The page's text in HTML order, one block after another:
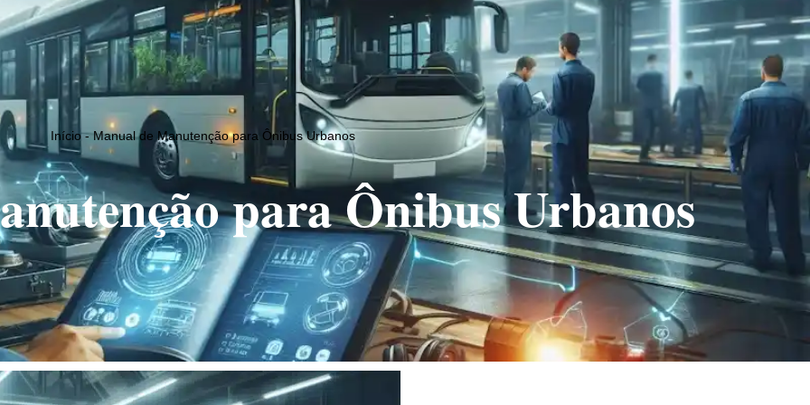
POLÍTICA DE PRIVACIDADE POLÍTICA DE COOKIES BR FAQ TERMOS DE USO CONTATO
Início-Manual de Manutenção para Ônibus Urbanos
para Ônibus Urbanos